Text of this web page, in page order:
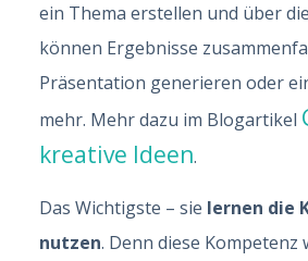
ein Thema erstellen und über
können Ergebnisse
Präsentation generieren oder
mehr. Mehr dazu im Blogartikel
kreative Ideen.
Das Wichtigste – sie lernen die
nutzen. Denn diese